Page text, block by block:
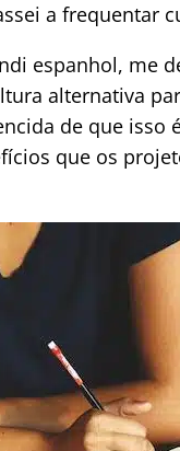
a frequentar
espanhol, me
alternativa
de que
que os